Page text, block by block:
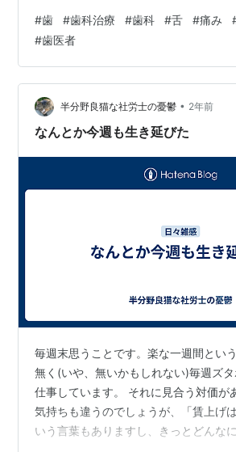
と思ったくらい)なので今回の歯科治療
ごく心待ちにしていましたし、実際初
いるところが改善されただけで心の底
ます。 傷ついた舌が治るのに数日かか
は仕方ありません。少なくとも放置し
みれになるのではないかと思うほどで
#歯 #歯科治療 #歯科 #舌 #痛み
#歯医者
半分野良猫な社労士の憂鬱 • 2年前
なんとか今週も生き延びた
毎週末思うことです。楽な一週間とい
無く(いや、無いかもしれない)毎週ズ
仕事しています。 それに見合う対価が
気持ちも違うのでしょうが、「賃上げ
いう言葉もありますし、きっとどんな